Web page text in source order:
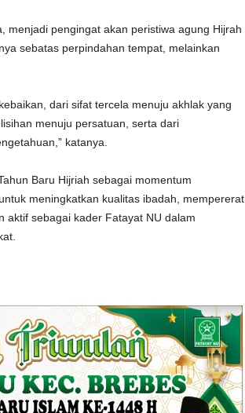
menjadi pengingat akan peristiwa agung Hijrah
sebatas perpindahan tempat, melainkan
dari sifat tercela menuju akhlak yang
menuju persatuan, serta dari
katanya.
Baru Hijriah sebagai momentum
meningkatkan kualitas ibadah, mempererat
aktif sebagai kader Fatayat NU dalam